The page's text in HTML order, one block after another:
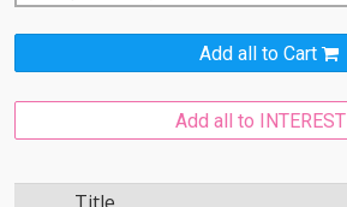
Add all to Cart
Add all to INTEREST